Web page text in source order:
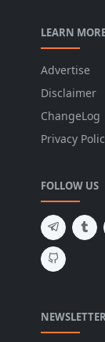
LEARN
Advertise
Disclaimer
ChangeLog
Privacy
FOLLOW US
NEWSLETTER